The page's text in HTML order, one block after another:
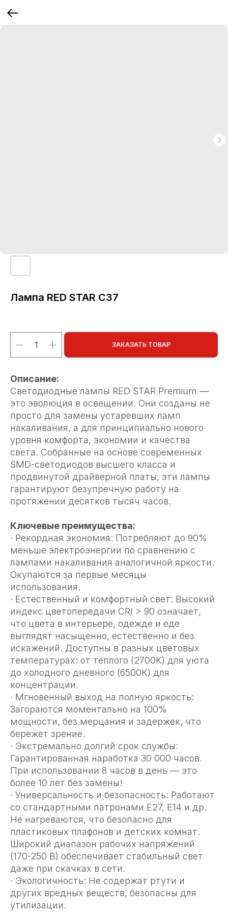
Лампа RED STAR С37
ЗАКАЗАТЬ ТОВАР
Описание:
Светодиодные лампы RED STAR Premium —
это эволюция в освещении. Они созданы не
просто для замены устаревших ламп
накаливания, а для принципиально нового
уровня комфорта, экономии и качества
света. Собранные на основе современных
SMD-светодиодов высшего класса и
продвинутой драйверной платы, эти лампы
гарантируют безупречную работу на
протяжении десятков тысяч часов.
Ключевые преимущества:
· Рекордная экономия: Потребляют до 90%
меньше электроэнергии по сравнению с
лампами накаливания аналогичной яркости.
Окупаются за первые месяцы
использования.
· Естественный и комфортный свет: Высокий
индекс цветопередачи CRI > 90 означает,
что цвета в интерьере, одежде и еде
выглядят насыщенно, естественно и без
искажений. Доступны в разных цветовых
температурах: от теплого (2700K) для уюта
до холодного дневного (6500K) для
концентрации.
· Мгновенный выход на полную яркость:
Загораются моментально на 100%
мощности, без мерцания и задержек, что
бережет зрение.
· Экстремально долгий срок службы:
Гарантированная наработка 30 000 часов.
При использовании 8 часов в день — это
более 10 лет без замены!
· Универсальность и безопасность: Работают
со стандартными патронами E27, E14 и др.
Не нагреваются, что безопасно для
пластиковых плафонов и детских комнат.
Широкий диапазон рабочих напряжений
(170-250 В) обеспечивает стабильный свет
даже при скачках в сети.
· Экологичность: Не содержат ртути и
других вредных веществ, безопасны для
утилизации.